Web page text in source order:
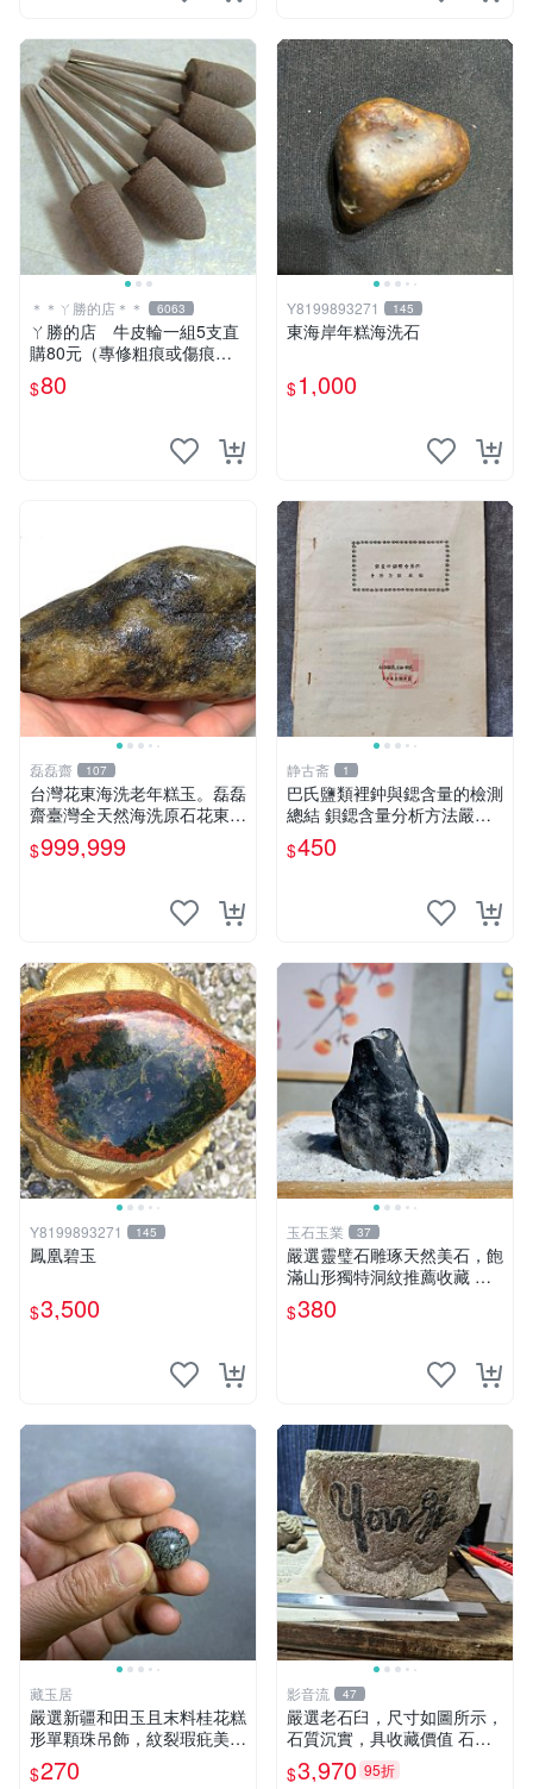
＊＊ㄚ勝的店＊＊ 6063
ㄚ勝的店 牛皮輪一組5支直
購80元（專修粗痕或傷痕）
輕鬆容易請看照片～
$80
Y8199893271 145
東海岸年糕海洗石
$1,000
磊磊齋 107
台灣花東海洗老年糕玉。磊磊
齋臺灣全天然海洗原石花東玉
東海岸台灣藍寶石東玉東海岸
心臟石皮蛋青老麥芽年糕黑鬼
碧玉髓秀姑玉鳳梨芋仔玉總統
$999,999
静古斋 1
巴氏鹽類裡鈡與鍶含量的檢測
總結 鋇鍶含量分析方法嚴選
巴氏化合物成分分析心得 化
學分析技法推薦
$450
Y8199893271 145
鳳凰碧玉
$3,500
玉石玉業 37
嚴選靈璧石雕琢天然美石，飽
滿山形獨特洞紋推薦收藏 靈
璧石 雕刻 石頭
$380
藏玉居
嚴選新疆和田玉且末料桂花糕
形單顆珠吊飾，紋裂瑕疪美中
不足仍具收藏價值 16 粒裝 桂
花糕 卡珠 吊飾
$270
影音流 47
嚴選老石臼，尺寸如圖所示，
石質沉實，具收藏價值 石臼
古物 古董
$3,970 95折